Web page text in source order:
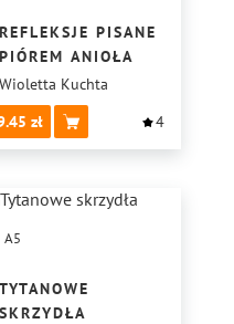
REFLEKSJE PISANE
PIÓREM ANIOŁA
Wioletta Kuchta
4
A5
TYTANOWE
SKRZYDŁA